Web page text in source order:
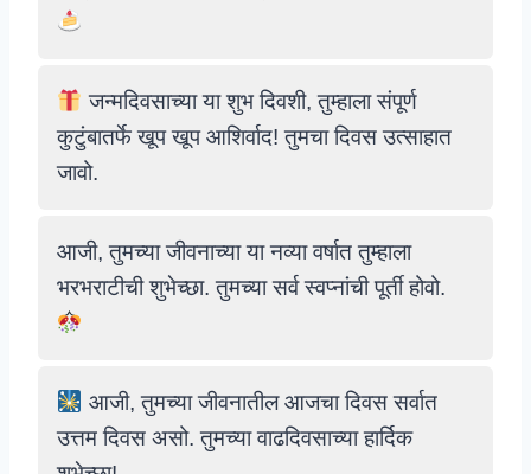
जन्मदिवसाच्या या शुभ दिवशी, तुम्हाला संपूर्ण
कुटुंबातर्फे खूप खूप आशिर्वाद! तुमचा दिवस उत्साहात
जावो.
आजी, तुमच्या जीवनाच्या या नव्या वर्षात तुम्हाला
भरभराटीची शुभेच्छा. तुमच्या सर्व स्वप्नांची पूर्ती होवो.
आजी, तुमच्या जीवनातील आजचा दिवस सर्वात
उत्तम दिवस असो. तुमच्या वाढदिवसाच्या हार्दिक